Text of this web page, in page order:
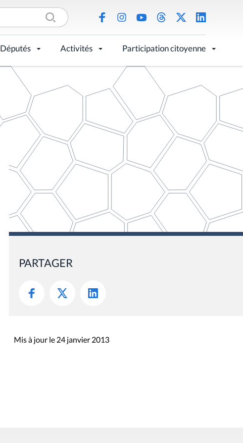
Députés Activités Participation citoyenne
PARTAGER
Mis à jour le 24 janvier 2013